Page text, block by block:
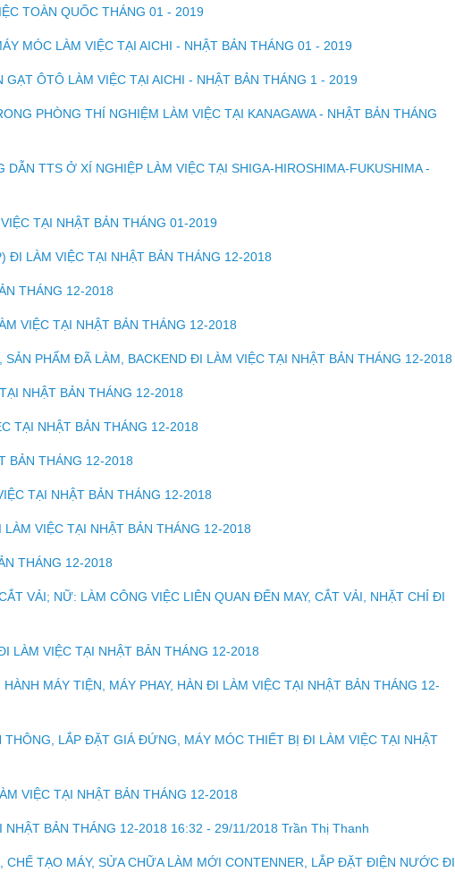
TOÀN QUỐC THÁNG 01 - 2019
MÓC LÀM VIỆC TẠI AICHI - NHẬT BẢN THÁNG 01 - 2019
GẠT ÔTÔ LÀM VIỆC TẠI AICHI - NHẬT BẢN THÁNG 1 - 2019
PHÒNG THÍ NGHIỆM LÀM VIỆC TẠI KANAGAWA - NHẬT BẢN THÁNG
TTS Ở XÍ NGHIỆP LÀM VIỆC TẠI SHIGA-HIROSHIMA-FUKUSHIMA -
TẠI NHẬT BẢN THÁNG 01-2019
ĐI LÀM VIỆC TẠI NHẬT BẢN THÁNG 12-2018
THÁNG 12-2018
VIỆC TẠI NHẬT BẢN THÁNG 12-2018
PHẨM ĐÃ LÀM, BACKEND ĐI LÀM VIỆC TẠI NHẬT BẢN THÁNG 12-2018
NHẬT BẢN THÁNG 12-2018
TẠI NHẬT BẢN THÁNG 12-2018
BẢN THÁNG 12-2018
TẠI NHẬT BẢN THÁNG 12-2018
VIỆC TẠI NHẬT BẢN THÁNG 12-2018
THÁNG 12-2018
VẢI; NỮ: LÀM CÔNG VIỆC LIÊN QUAN ĐẾN MAY, CẮT VẢI, NHẶT CHỈ ĐI
LÀM VIỆC TẠI NHẬT BẢN THÁNG 12-2018
MÁY TIỆN, MÁY PHAY, HÀN ĐI LÀM VIỆC TẠI NHẬT BẢN THÁNG 12-
LẮP ĐẶT GIÁ ĐỨNG, MÁY MÓC THIẾT BỊ ĐI LÀM VIỆC TẠI NHẬT
VIỆC TẠI NHẬT BẢN THÁNG 12-2018
BẢN THÁNG 12-2018 16:32 - 29/11/2018 Trần Thị Thanh
TẠO MÁY, SỬA CHỮA LÀM MỚI CONTENNER, LẮP ĐẶT ĐIỆN NƯỚC ĐI